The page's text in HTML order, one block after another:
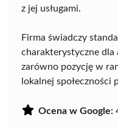
z jej usługami.
Firma świadczy
charakterystyczne
zarówno pozycję w
lokalnej społeczności
Ocena w Google: